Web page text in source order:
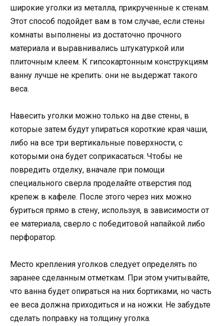
широкие уголки из металла, прикрученные к стенам.
Этот способ подойдет вам в том случае, если стены
комнаты выполнены из достаточно прочного
материала и выравнивались штукатуркой или
плиточным клеем. К гипсокартонным конструкциям
ванну лучше не крепить: они не выдержат такого
веса.
Навесить уголки можно только на две стены, в
которые затем будут упираться короткие края чаши,
либо на все три вертикальные поверхности, с
которыми она будет соприкасаться. Чтобы не
повредить отделку, вначале при помощи
специального сверла проделайте отверстия под
крепеж в кафеле. После этого через них можно
буриться прямо в стену, используя, в зависимости от
ее материала, сверло с победитовой напайкой либо
перфоратор.
Место крепления уголков следует определять по
заранее сделанным отметкам. При этом учитывайте,
что ванна будет опираться на них бортиками, но часть
ее веса должна приходиться и на ножки. Не забудьте
сделать поправку на толщину уголка.